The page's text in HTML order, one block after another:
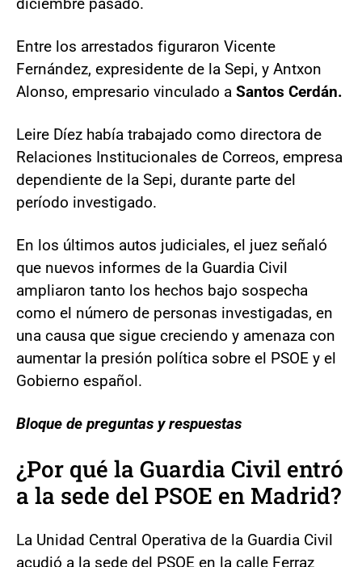
diciembre pasado.
Entre los arrestados figuraron Vicente
Fernández, expresidente de la Sepi, y Antxon
Alonso, empresario vinculado a Santos Cerdán.
Leire Díez había trabajado como directora de
Relaciones Institucionales de Correos, empresa
dependiente de la Sepi, durante parte del
período investigado.
En los últimos autos judiciales, el juez señaló
que nuevos informes de la Guardia Civil
ampliaron tanto los hechos bajo sospecha
como el número de personas investigadas, en
una causa que sigue creciendo y amenaza con
aumentar la presión política sobre el PSOE y el
Gobierno español.
Bloque de preguntas y respuestas
¿Por qué la Guardia Civil entró
a la sede del PSOE en Madrid?
La Unidad Central Operativa de la Guardia Civil
acudió a la sede del PSOE en la calle Ferraz